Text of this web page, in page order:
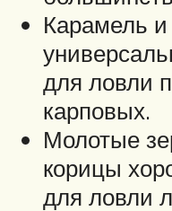
Карамель
для ловли
карповых.
Молотые
корицы
для ловли